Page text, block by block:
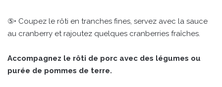
⑤• Coupez le rôti en tranches fines, servez avec la sauce
au cranberry et rajoutez quelques cranberries fraîches.
Accompagnez le rôti de porc avec des légumes ou
purée de pommes de terre.